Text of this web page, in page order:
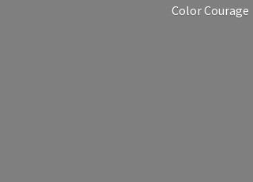
Color Courage